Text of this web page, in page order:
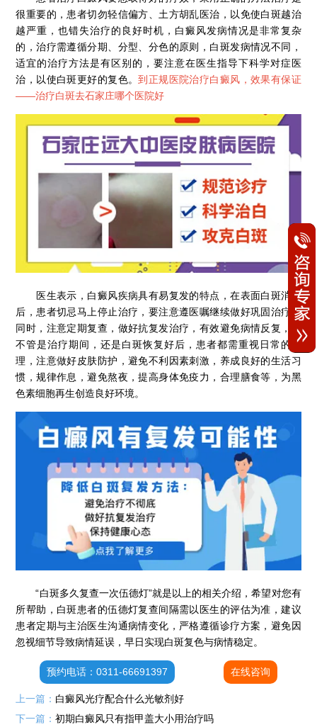
很重要的，患者切勿轻信偏方、土方胡乱医治，以免使白斑越治
越严重，也错失治疗的良好时机，白癜风发病情况是非常复杂
的，治疗需遵循分期、分型、分色的原则，白斑发病情况不同，
适宜的治疗方法是有区别的，要注意在医生指导下科学对症医
治，以使白斑更好的复色。到正规医院治疗白癜风，效果有保证
——治疗白斑去石家庄哪个医院好
医生表示，白癜风疾病具有易复发的特点，在表面白斑消失
后，患者切忌马上停止治疗，要注意遵医嘱继续做好巩固治疗，
同时，注意定期复查，做好抗复发治疗，有效避免病情反复，且
不管是治疗期间，还是白斑恢复好后，患者都需重视日常的护
理，注意做好皮肤防护，避免不利因素刺激，养成良好的生活习
惯，规律作息，避免熬夜，提高身体免疫力，合理膳食等，为黑
色素细胞再生创造良好环境。​
“白斑多久复查一次伍德灯”就是以上的相关介绍，希望对您有
所帮助，白斑患者的伍德灯复查间隔需以医生的评估为准，建议
患者定期与主治医生沟通病情变化，严格遵循诊疗方案，避免因
忽视细节导致病情延误，早日实现白斑复色与病情稳定。​
预约电话：0311-66691397 在线咨询
上一篇： 白癜风光疗配合什么光敏剂好
下一篇：初期白癜风只有指甲盖大小用治疗吗
石家庄专治白斑医院
各种白斑的图片
白癜风单药遇瓶颈怎么办 -芦可替尼联合光疗，让难治部位"跟上来"
肚子上有几块白色斑块怎么治
白癜风发病多久进入扩散期
小孩有白斑是怎么回事
石家庄治白癜风的正规医院